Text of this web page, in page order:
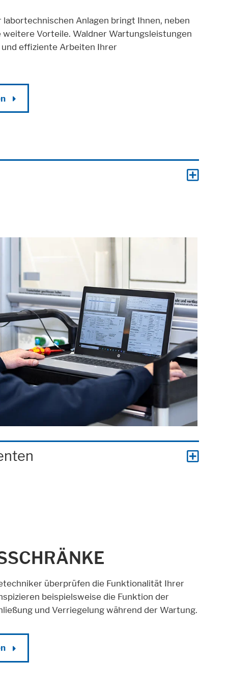
Anlagen bringt Ihnen, neben
Vorteile. Waldner Wartungsleistungen
effiziente Arbeiten Ihrer
überprüfen die Funktionalität Ihrer
beispielsweise die Funktion der
und Verriegelung während der Wartung.